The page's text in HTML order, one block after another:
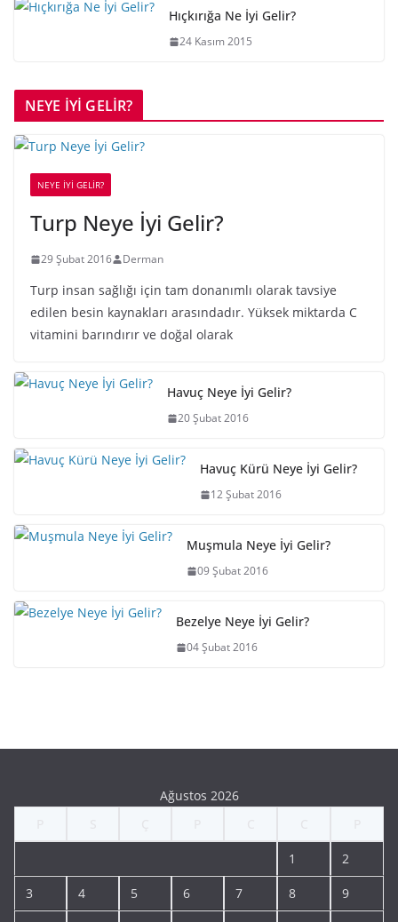
Hıçkırığa Ne İyi Gelir?
24 Kasım 2015
NEYE İYİ GELİR?
NEYE İYİ GELİR?
Turp Neye İyi Gelir?
29 Şubat 2016 Derman
Turp insan sağlığı için tam donanımlı olarak tavsiye
edilen besin kaynakları arasındadır. Yüksek miktarda C
vitamini barındırır ve doğal olarak
Havuç Neye İyi Gelir?
20 Şubat 2016
Havuç Kürü Neye İyi Gelir?
12 Şubat 2016
Muşmula Neye İyi Gelir?
09 Şubat 2016
Bezelye Neye İyi Gelir?
04 Şubat 2016
Ağustos 2026
1 2
3 4 5 6 7 8 9